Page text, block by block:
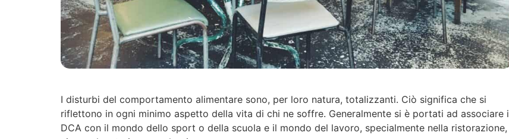
I disturbi del comportamento alimentare sono, per loro natura, totalizzanti. Ciò significa che si
riflettono in ogni minimo aspetto della vita di chi ne soffre. Generalmente si è portati ad associare i
DCA con il mondo dello sport o della scuola e il mondo del lavoro, specialmente nella ristorazione,